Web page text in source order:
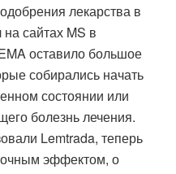
лекарства в
сайтах MS в
оставило большое
собирались начать
состоянии или
болезнь лечения.
Lemtrada, теперь
эффектом, о